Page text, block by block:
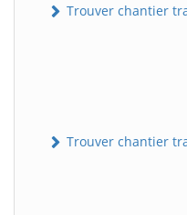
Trouver chantier
Trouver chantier